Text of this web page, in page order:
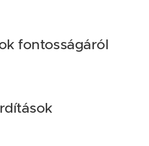
fontosságáról